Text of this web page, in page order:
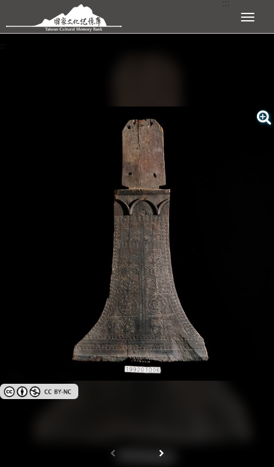
跳到主要內容區塊 展開選單
:::
創用CC姓名標示-非商業性 3.0 台灣及其後版本(CC BY-NC 3.0 TW +)